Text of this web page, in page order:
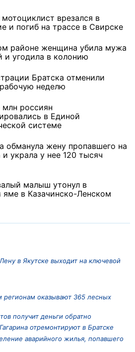
в Якутске выходит на ключевой
оказывают 365 лесных
получит деньги обратно
отремонтируют в Братске
аварийного жилья, попавшего
врезался в
и погиб на трассе в Свирске
районе женщина убила мужа
и угодила в колонию
Братска отменили
неделю
россиян
в Единой
системе
обманула жену пропавшего на
украла у нее 120 тысяч
малыш утонул в
яме в Казачинско-Ленском